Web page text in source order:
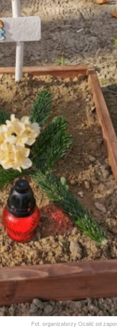
Fot. organizatorzy Ocalić od